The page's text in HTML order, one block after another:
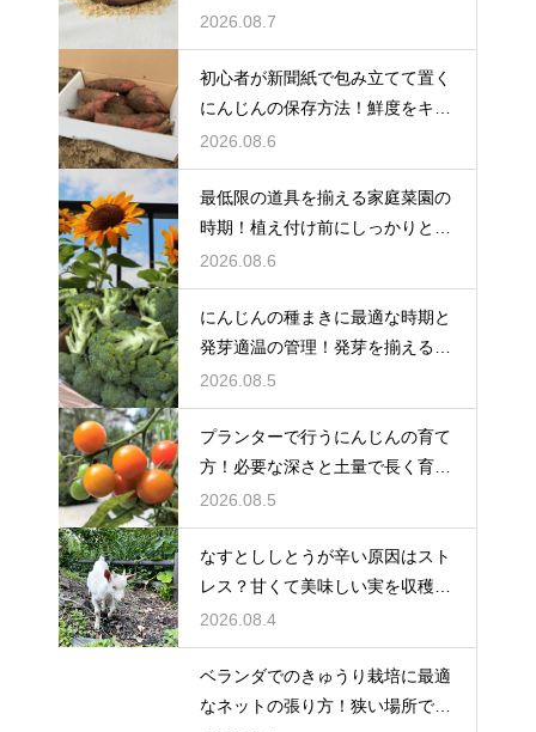
2026.08.7
初心者が新聞紙で包み立てて置く
にんじんの保存方法！鮮度をキー
プする
2026.08.6
最低限の道具を揃える家庭菜園の
時期！植え付け前にしっかりと準
備をする
2026.08.6
にんじんの種まきに最適な時期と
発芽適温の管理！発芽を揃えるコ
ツ
2026.08.5
プランターで行うにんじんの育て
方！必要な深さと土量で長く育て
る
2026.08.5
なすとししとうが辛い原因はスト
レス？甘くて美味しい実を収穫す
る
2026.08.4
ベランダでのきゅうり栽培に最適
なネットの張り方！狭い場所でも